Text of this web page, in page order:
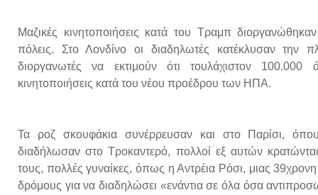
Μαζικές κινητοποιήσεις κατά του Τραμπ
πόλεις. Στο Λονδίνο οι διαδηλωτές κατέκλυσαν την
διοργανωτές να εκτιμούν ότι τουλάχιστον 100.000
κινητοποιήσεις κατά του νέου προέδρου των ΗΠΑ.
Τα ροζ σκουφάκια συνέρρευσαν και στο Παρίσι,
διαδήλωσαν στο Τροκαντερό, πολλοί εξ αυτών
τους, πολλές γυναίκες, όπως η Αντρέια Ρόσι, μιας
δρόμους για να διαδηλώσει «ενάντια σε όλα όσα